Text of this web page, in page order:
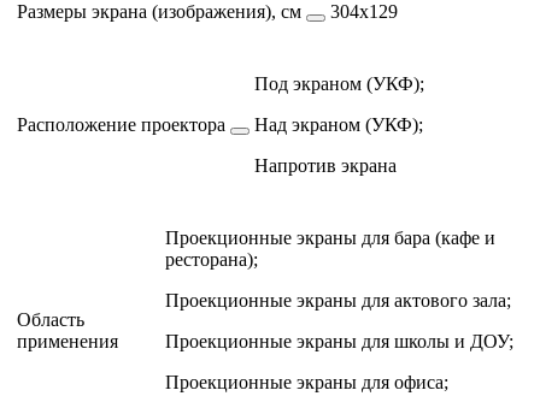
Размеры экрана (изображения), см 304х129
Расположение проектора
Под экраном (УКФ);
Над экраном (УКФ);
Напротив экрана
Область
применения
Проекционные экраны для бара (кафе и
ресторана);
Проекционные экраны для актового зала;
Проекционные экраны для школы и ДОУ;
Проекционные экраны для офиса;